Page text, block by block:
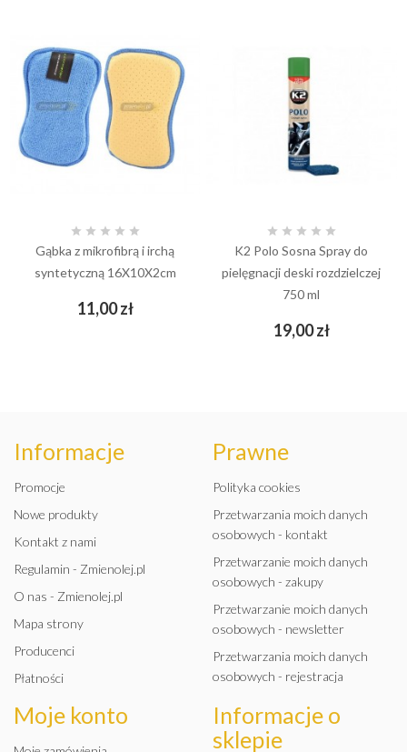
    
Gąbka z mikrofibrą i irchą
syntetyczną 16X10X2cm
11,00 złCena
    
K2 Polo Sosna Spray do
pielęgnacji deski rozdzielczej
750 ml
19,00 złCena
Informacje
Promocje
Nowe produkty
Kontakt z nami
Regulamin - Zmienolej.pl
O nas - Zmienolej.pl
Mapa strony
Producenci
Płatności
Prawne
Polityka cookies
Przetwarzania moich danych
osobowych - kontakt
Przetwarzanie moich danych
osobowych - zakupy
Przetwarzanie moich danych
osobowych - newsletter
Przetwarzania moich danych
osobowych - rejestracja
Moje konto
Informacje o
sklepie